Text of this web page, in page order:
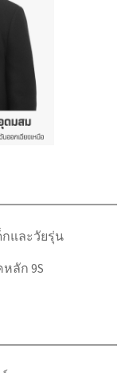
กและวัยรุ่น
ลัก 9S